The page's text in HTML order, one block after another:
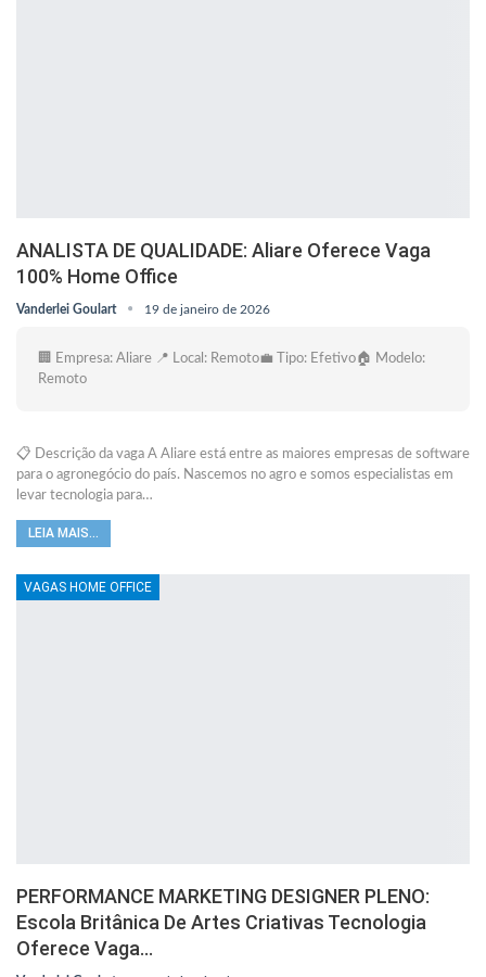
ANALISTA DE QUALIDADE: Aliare Oferece Vaga
100% Home Office
Vanderlei Goulart 19 de janeiro de 2026
🏢 Empresa: Aliare 📍 Local: Remoto💼 Tipo: Efetivo🏠 Modelo:
Remoto
📋 Descrição da vaga A Aliare está entre as maiores empresas de software
para o agronegócio do país. Nascemos no agro e somos especialistas em
levar tecnologia para…
LEIA MAIS...
VAGAS HOME OFFICE
PERFORMANCE MARKETING DESIGNER PLENO:
Escola Britânica De Artes Criativas Tecnologia
Oferece Vaga…